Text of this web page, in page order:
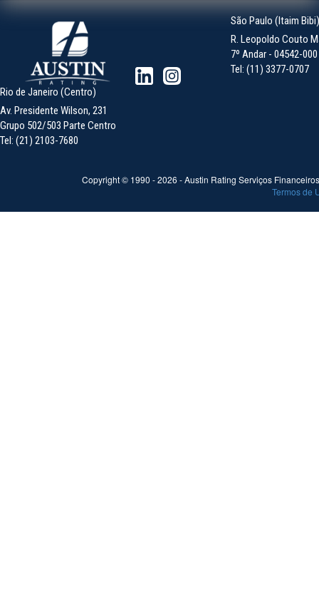
São Paulo (Itaim Bibi)
R. Leopoldo Couto
7º Andar - 04542-
Tel: (11) 3377-0707
Rio de Janeiro (Centro)
Av. Presidente Wilson, 231
Grupo 502/503 Parte Centro
Tel: (21) 2103-7680
Copyright © 1990 -2026 - Austin Rating Serviços
Termos de